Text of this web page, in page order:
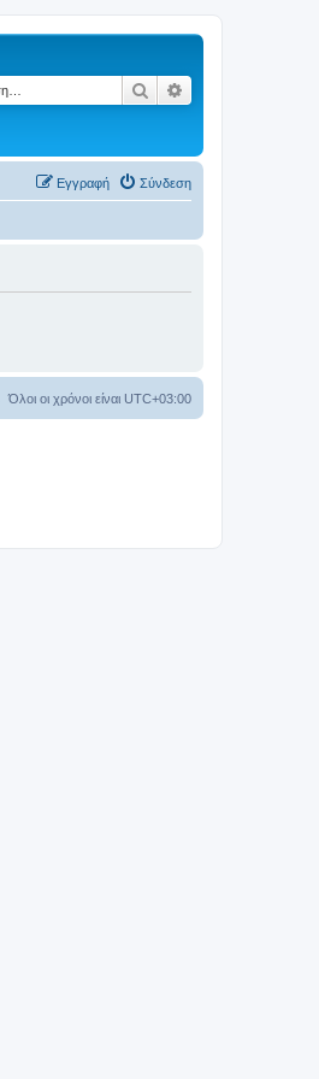
Αναζήτηση
Σύνδεση
Εγγραφή
Όλοι οι χρόνοι είναι UTC+03:00